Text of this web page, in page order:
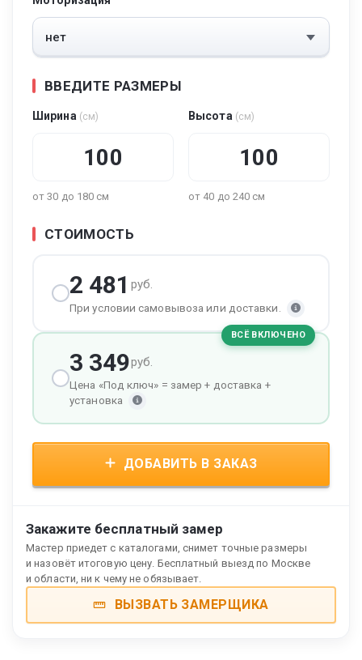
ВВЕДИТЕ РАЗМЕРЫ
Ширина (см)
от 30 до 180 см
Высота (см)
от 40 до 240 см
СТОИМОСТЬ
2 481 руб.
При условии самовывоза или доставки.
ВСЁ ВКЛЮЧЕНО
3 349руб.
Цена «Под ключ» = замер + доставка +
установка
ДОБАВИТЬ В ЗАКАЗ
Закажите бесплатный замер
Мастер приедет с каталогами, снимет точные размеры
и назовёт итоговую цену. Бесплатный выезд по Москве
и области, ни к чему не обязывает.
ВЫЗВАТЬ ЗАМЕРЩИКА